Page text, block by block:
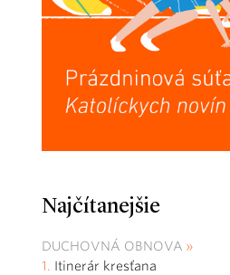
Najčítanejšie
DUCHOVNÁ OBNOVA
Itinerár kresťana